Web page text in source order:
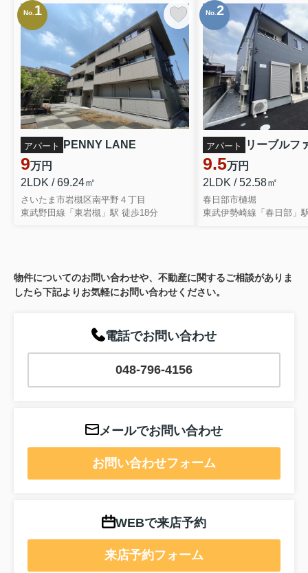
No. 1
アパート PENNY LANE
9万円
2LDK / 69.24㎡
さいたま市岩槻区南平野４丁目
東武野田線「東岩槻」駅 徒歩18分
No. 2
アパート
9.5万円
2LDK / 52.58㎡
春日部市樋堀
東武伊勢崎線「春日部」
物件についてのお問い合わせや、不動産に関するご相談がありま
したら下記よりお気軽にお問い合わせください。
電話でお問い合わせ
048-796-4156
メールでお問い合わせ
お問い合わせフォーム
WEBで来店予約
来店予約フォーム